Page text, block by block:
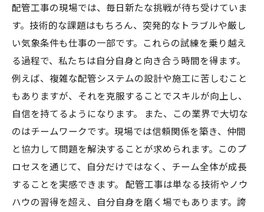
配管工事の現場では、毎日新たな挑戦が待ち受けていま
す。技術的な課題はもちろん、突発的なトラブルや厳し
い気象条件も仕事の一部です。これらの試練を乗り越え
る過程で、私たちは自分自身と向き合う時間を得ます。
例えば、複雑な配管システムの設計や施工に苦しむこと
もありますが、それを克服することでスキルが向上し、
自信を持てるようになります。 また、この業界で大切な
のはチームワークです。現場では信頼関係を築き、仲間
と協力して問題を解決することが求められます。このプ
ロセスを通じて、自分だけではなく、チーム全体が成長
することを実感できます。 配管工事は単なる技術やノウ
ハウの習得を超え、自分自身を磨く場でもあります。誇